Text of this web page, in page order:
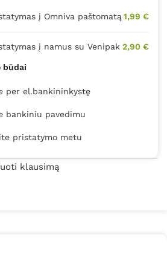
į Omniva paštomatą 1,99 €
į namus su Venipak 2,90 €
būdai
per el.bankininkystę
bankiniu pavedimu
pristatymo metu
klausimą